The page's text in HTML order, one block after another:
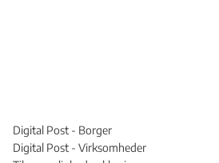
Digital Post - Borger
Digital Post - Virksomheder